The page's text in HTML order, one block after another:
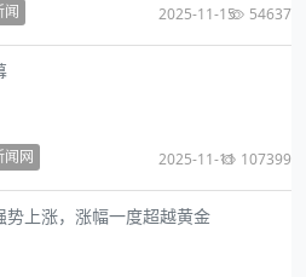
闻 2025-11-15 54637
闻网 2025-11-11 107399
势上涨，涨幅一度超越黄金